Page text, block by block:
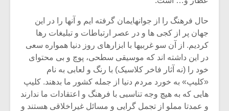
حال فرهنگ را از جوانهایمان گرفته ایم و آنها را در این
جهان پر از کجی ها و در عصر ارتباطات و تبلیغات رها
کردیم. از آن سو غربیها با ابزارهای روز دنیا همواره سعی
در این داشته اند که موسیقی سطحی، پوچ و بی محتوای
خود را (نه آثار فاخر کلاسیک) با رنگ و لعابی به نام
«کلیپ» به خورد مردم دنیا از جمله کشور ما بدهند. کلیپ
هایی که به هیچ وجه تناسبی با فرهنگ و اعتقادات ما ندارند
و عمدتا مملو از تجمل گرایی و مسائل غیراخلاقی هستند و